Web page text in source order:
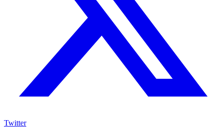
Twitter